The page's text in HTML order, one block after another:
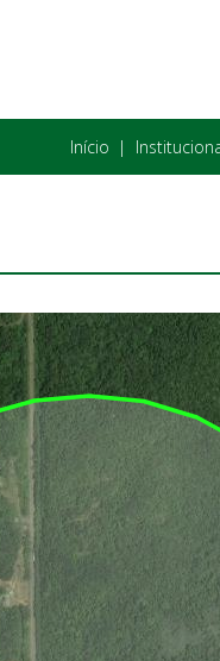
Início